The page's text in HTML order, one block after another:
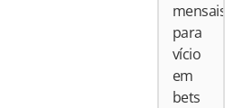
mensais
para
vício
em
bets